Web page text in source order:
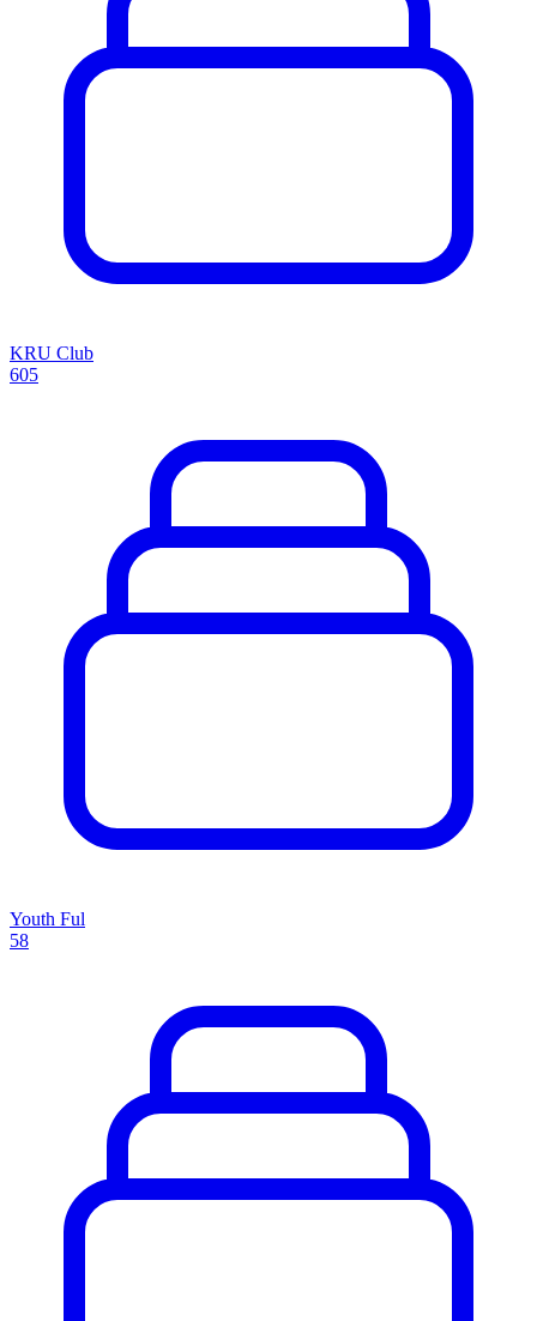
KRU Club
605
Youth Ful
58